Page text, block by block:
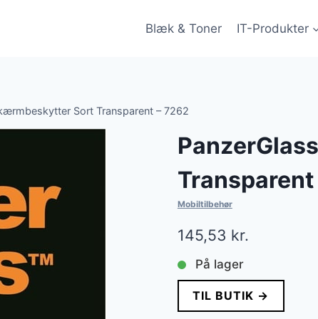
Blæk & Toner IT-Produkter
Sort Transparent – 7262
Transparent
Mobiltilbehør
145,53 kr.
På lager
TIL BUTIK →